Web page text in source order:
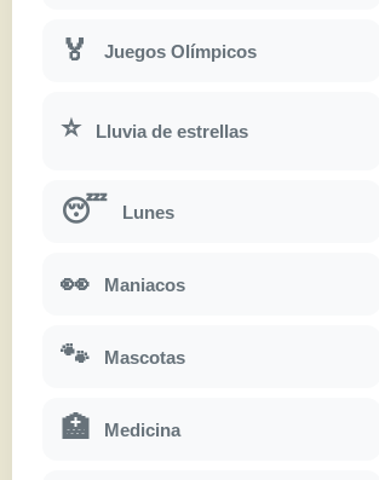
🏅 Juegos Olímpicos
⭐ Lluvia de estrellas
😴 Lunes
👀 Maniacos
🐾 Mascotas
🏥 Medicina